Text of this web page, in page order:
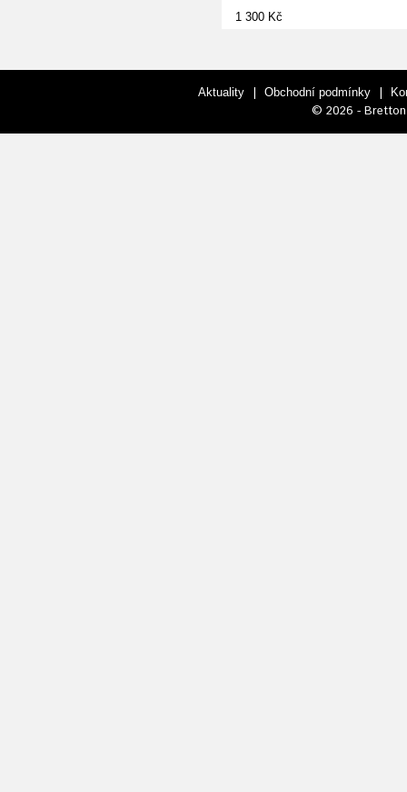
1 300 Kč
Aktuality | Obchodní podmínky |
© 2026 - Bretton